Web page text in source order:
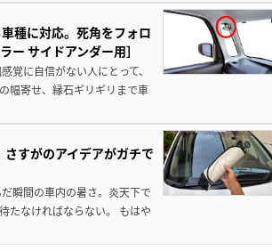
種に対応。死角をフォロ
サイドアンダー用］
覚に自信がない人にとって、
幅寄せ、縁石ギリギリまで車
すがのアイデアがガチで
瞬間の車内の暑さ。炎天下で
たなければならない。 もはや